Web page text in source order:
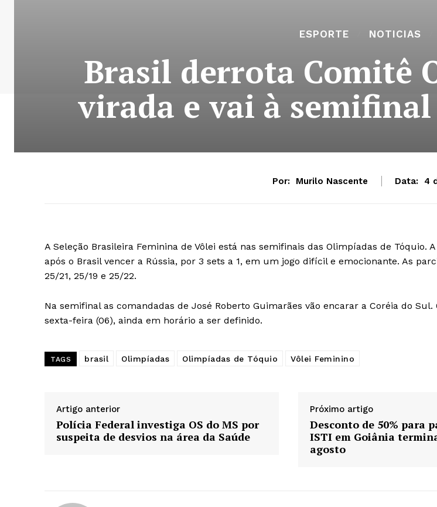
ESPORTE NOTICIAS
Brasil derrota Comitê
virada e vai à
Por: Murilo Nascente Data: 4
A Seleção Brasileira Feminina de Vôlei está nas semifinais das Olimpíadas de Tóquio.
após o Brasil vencer a Rússia, por 3 sets a 1, em um jogo difícil e emocionante. As
25/21, 25/19 e 25/22.
Na semifinal as comandadas de José Roberto Guimarães vão encarar a Coréia do Sul.
sexta-feira (06), ainda em horário a ser definido.
TAGS brasil Olimpíadas Olimpíadas de Tóquio Vôlei Feminino
Artigo anterior
Polícia Federal investiga OS do MS por
suspeita de desvios na área da Saúde
Próximo artigo
Desconto de 50% para
ISTI em Goiânia
agosto